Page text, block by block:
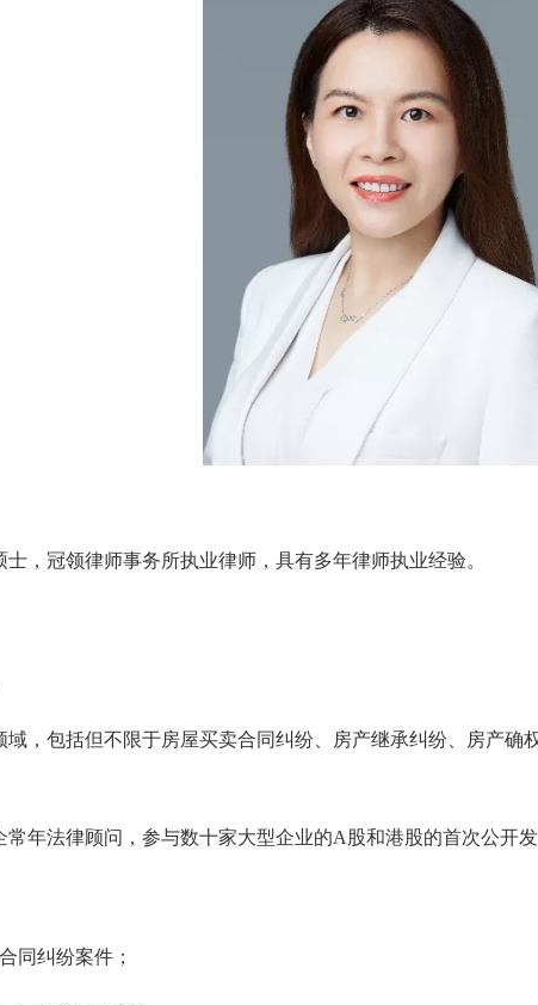
， 冠领律师事务所执业律师，具有多年律师执业经验。
包括但不限于房屋买卖合同纠纷、房产继承纠纷、房产确
年法律顾问，参与数十家大型企业的A股和港股的首次公开发
纠纷案件；